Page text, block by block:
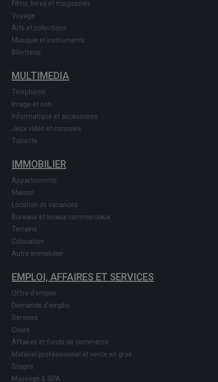
Films, livres et magazines
Voyage
Arts et collections
Musique et instruments
Billetterie
MULTIMEDIA
Téléphonie
Image et son
Informatique et accessoires
Jeux vidéo et consoles
Tablette
IMMOBILIER
Appartements
Maison
Location de vacances
Bureaux et locaux commerciaux
Terrains
Colocation
Autre immobilier
EMPLOI, AFFAIRES ET SERVICES
Offre d'emploi
Demande d'emploi
Services
Cours
Affaires et fonds de commerce
Matériel professionnel et vente en gros
Stages
Massage & SPA